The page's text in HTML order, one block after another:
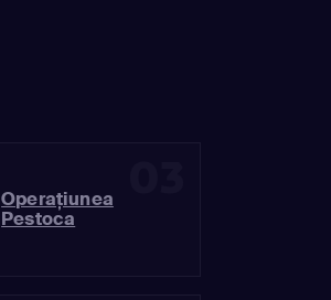
Operaţiunea
Pestoca